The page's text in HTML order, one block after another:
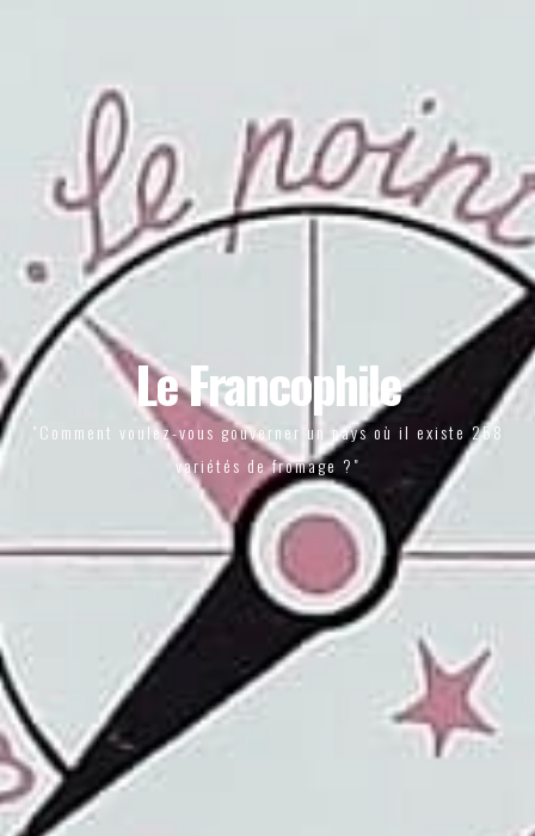
Le Francophile
"Comment voulez-vous gouverner un pays où il existe 258
variétés de fromage ?"